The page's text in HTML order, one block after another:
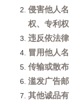
侵害他人
权、专利
违反依法
冒用他人
传输或散
滥发广告邮
其他诚品